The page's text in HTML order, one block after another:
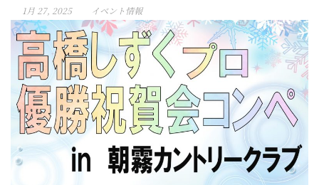
1月 27, 2025 イベント情報